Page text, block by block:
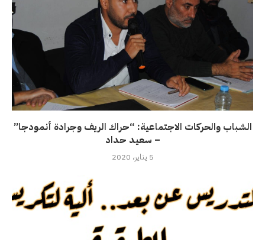
الشباب والحركات الاجتماعية: “حراك الريف وجرادة أنمودجا”
– سعيد حداد
5 يناير، 2020